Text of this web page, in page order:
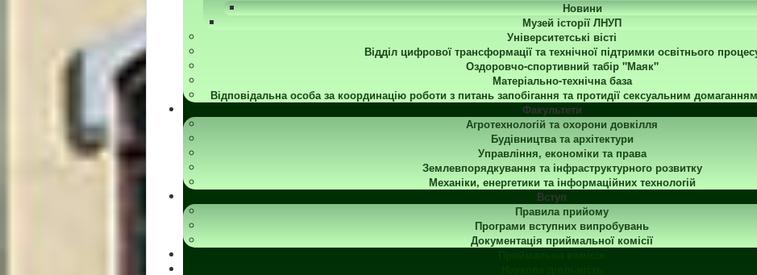
Новини
Музей історії ЛНУП
Університетські вісті
Відділ цифрової трансформації та технічної підтримки освітнього
Оздоровчо-спортивний табір "Маяк"
Матеріально-технічна база
Відповідальна особа за координацію роботи з питань запобігання та протидії сексуальним
Факультети
Агротехнологій та охорони довкілля
Будівництва та архітектури
Управління, економіки та права
Землевпорядкування та інфраструктурного розвитку
Механіки, енергетики та інформаційних технологій
Вступ
Правила прийому
Програми вступних випробувань
Документація приймальної комісії